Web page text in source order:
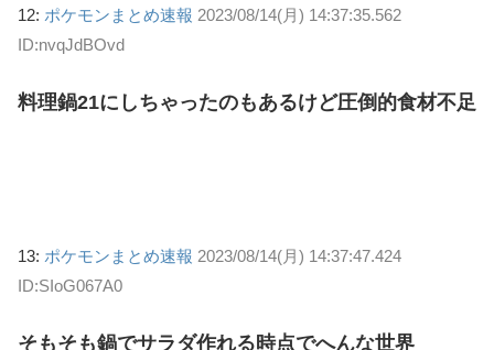
12: ポケモンまとめ速報 2023/08/14(月) 14:37:35.562
ID:nvqJdBOvd
料理鍋21にしちゃったのもあるけど圧倒的食材不足
13: ポケモンまとめ速報 2023/08/14(月) 14:37:47.424
ID:SIoG067A0
そもそも鍋でサラダ作れる時点でへんな世界